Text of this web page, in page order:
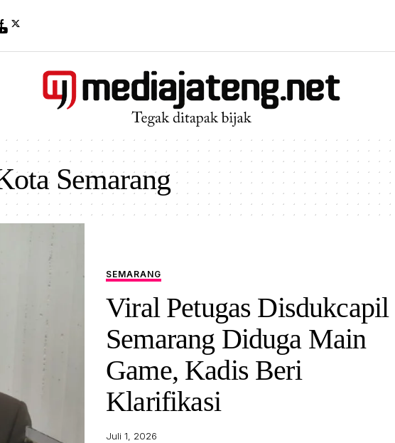
Semarang
SEMARANG
Viral Petugas Disdukcapil
Semarang Diduga Main
Game, Kadis Beri
Klarifikasi
Juli 1, 2026